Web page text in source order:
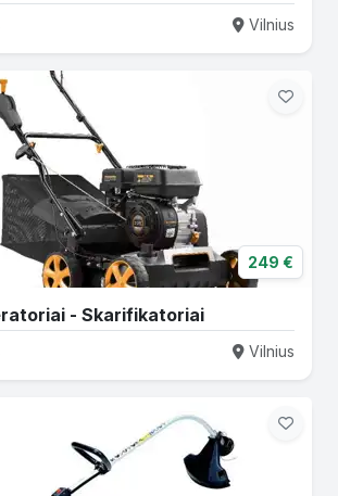
Vilnius
249 €
- Skarifikatoriai
Vilnius